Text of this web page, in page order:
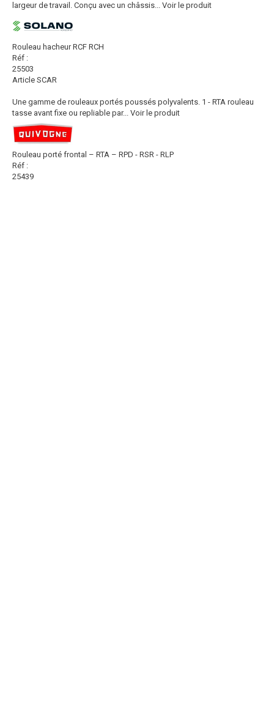
largeur de travail. Conçu avec un châssis... Voir le produit
Rouleau hacheur RCF RCH
Réf :
25503
Article SCAR
Une gamme de rouleaux portés poussés polyvalents. 1 - RTA rouleau
tasse avant fixe ou repliable par... Voir le produit
Rouleau porté frontal – RTA – RPD - RSR - RLP
Réf :
25439